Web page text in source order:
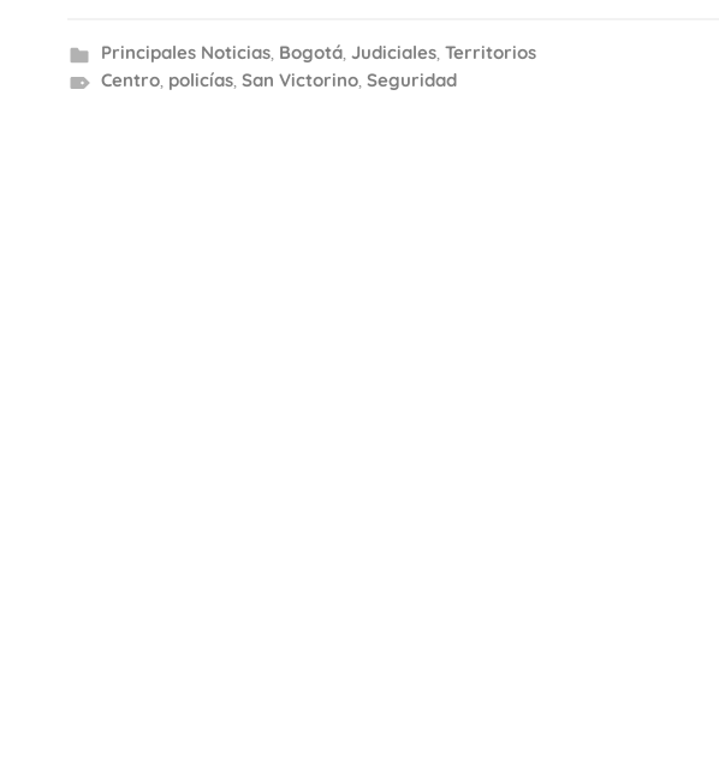
Principales Noticias, Bogotá, Judiciales, Territorios
Centro, policías, San Victorino, Seguridad